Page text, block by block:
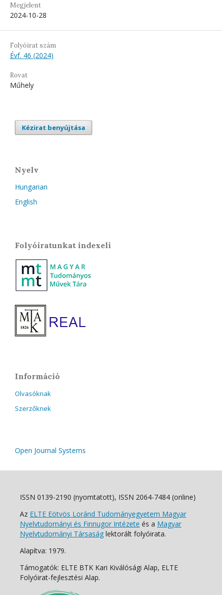
Megjelent
2024-10-28
Folyóirat szám
Évf. 46 (2024)
Rovat
Műhely
Kézirat benyújtása
Nyelv
Hungarian
English
Folyóiratunkat indexeli
Információ
Olvasóknak
Szerzőknek
Open Journal Systems
ISSN 0139-2190 (nyomtatott), ISSN 2064-7484 (online)
Az ELTE Eötvös Loránd Tudományegyetem Magyar
Nyelvtudományi és Finnugor Intézete és a Magyar
Nyelvtudományi Társaság lektorált folyóirata.
Alapítva: 1979.
Támogatók: ELTE BTK Kari Kiválósági Alap, ELTE
Folyóirat-fejlesztési Alap.